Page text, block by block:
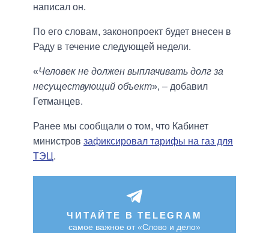
написал он.
По его словам, законопроект будет внесен в
Раду в течение следующей недели.
«Человек не должен выплачивать долг за
несуществующий объект», – добавил
Гетманцев.
Ранее мы сообщали о том, что Кабинет
министров зафиксировал тарифы на газ для
ТЭЦ .
ЧИТАЙТЕ В TELEGRAM
самое важное от «Слово и дело»